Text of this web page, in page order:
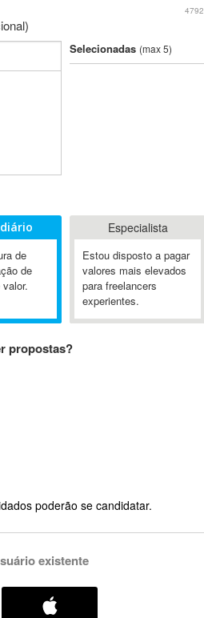
4792
Selecionadas (max 5)
de
de
Especialista
Estou disposto a pagar
valores mais elevados
para freelancers
experientes.
propostas?
poderão se candidatar.
existente